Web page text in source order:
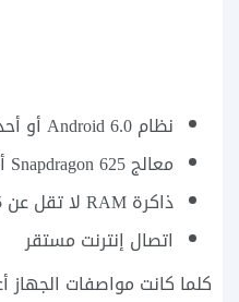
نظام Android 6.0 أو أحدث
معالج Snapdragon 625 أو ما يعادله
ذاكرة RAM لا تقل عن 2.5 جيجابايت
اتصال إنترنت مستقر
كلما كانت مواصفات